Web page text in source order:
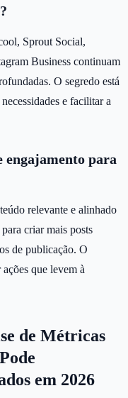
Sprout Social,
Business continuam
O segredo está
e facilitar a
para
relevante e alinhado
criar mais posts
de publicação. O
que levem à
de Métricas
em 2026